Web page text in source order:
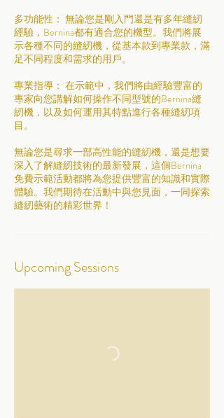
多功能性： 無論您是剛入門還是有多年縫紉
經驗，Bernina都有適合您的機型。我們將展
示各種不同的縫紉機，從基本款到專業款，滿
足不同程度和需求的用戶。
專業指導： 在示範中，我們將由經驗豐富的
專家向您講解如何操作不同型號的Bernina縫
紉機，以及如何運用其特點進行各種縫紉項
目。
無論您是尋求一部高性能的縫紉機，還是想要
深入了解縫紉技術的最新發展，這個Bernina
免費示範活動都將為您提供豐富的知識和實際
體驗。我們期待在活動中與您見面，一同探索
縫紉藝術的精彩世界！
Upcoming Sessions